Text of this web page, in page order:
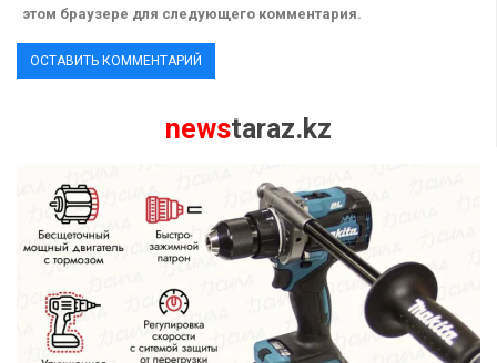
этом браузере для следующего комментария.
newstaraz.kz